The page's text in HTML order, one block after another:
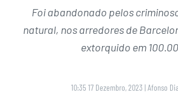
Foi abandonado pelos
natural, nos arredores de
extorquido em
10:35 17 Dezembro, 2023 |Afonso